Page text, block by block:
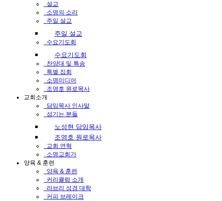
설교
소명의 소리
주일 설교
주일 설교
수요기도회
수요기도회
찬양대 및 특송
특별 집회
소명미디어
조영호 원로목사
교회소개
담임목사 인사말
섬기는 분들
노성현 담임목사
조영호 원로목사
교회 연혁
소명교회가
양육 & 훈련
양육 & 훈련
커리큘럼 소개
라브리 성경 대학
커피 브레이크